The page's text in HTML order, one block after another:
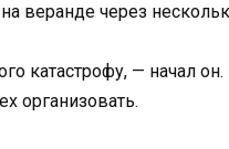
веранде через
катастрофу, — начал
организовать.